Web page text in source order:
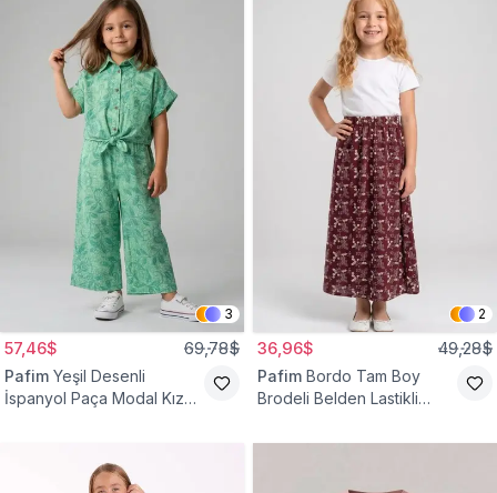
3
57,46$ 69,78$
Pafim Yeşil Desenli
İspanyol Paça Modal Kız
2
36,96$ 49,28$
Pafim Bordo Tam Boy
Brodeli Belden Lastikli